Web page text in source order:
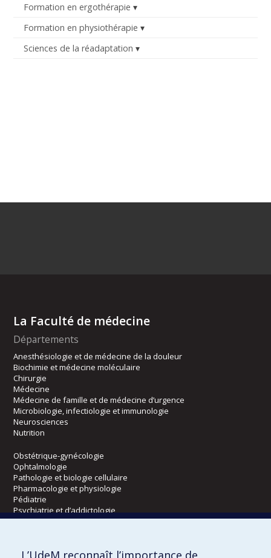
Formation en ergothérapie
Formation en physiothérapie
Sciences de la réadaptation
La Faculté de médecine
Départements
Anesthésiologie et de médecine de la douleur
Biochimie et médecine moléculaire
Chirurgie
Médecine
Médecine de famille et de médecine d’urgence
Microbiologie, infectiologie et immunologie
Neurosciences
Nutrition
Obstétrique-gynécologie
Ophtalmologie
Pathologie et biologie cellulaire
Pharmacologie et physiologie
Pédiatrie
Psychiatrie et d’addictologie
Radiologie, radio-oncologie et médecine nucléaire
L’UdeM reconnaît l’importance de